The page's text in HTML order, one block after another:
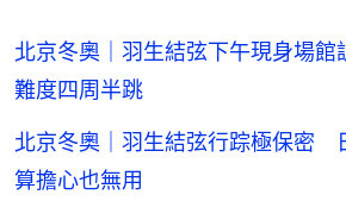
北京冬奧｜羽生結弦下午現身場
難度四周半跳
北京冬奧｜羽生結弦行踪極保密
算擔心也無用